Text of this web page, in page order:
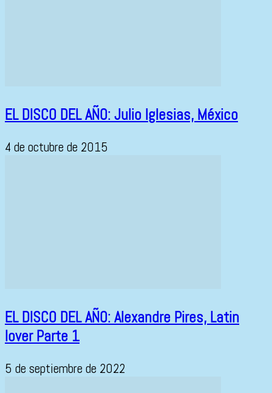
EL DISCO DEL AÑO: Julio Iglesias, México
4 de octubre de 2015
EL DISCO DEL AÑO: Alexandre Pires, Latin
lover Parte 1
5 de septiembre de 2022